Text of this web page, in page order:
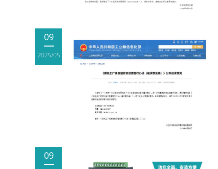
09
2025/05
09